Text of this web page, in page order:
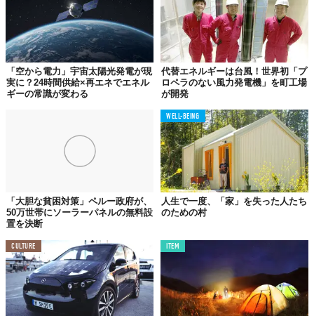
サイズは、Extra Small（60cm×60cm）からExtra Large（2.5m×4
ｍ）まで揃えていて、大きさによって価格は異なりますが、390
と、Wi-Fi対応のコントロールシステムとリモコンのセットを購入
ソーラーパネルを屋根に設置するのはちょっと…と抵抗があった
「空から電力」宇宙太陽光発電が現
実に？24時間供給×再エネでエネル
ギーの常識が変わる
代替エネルギーは台風！世界初「プ
ロペラのない風力発電機」を町工場
が開発
「大胆な貧困対策」ペルー政府が、
50万世帯にソーラーパネルの無料設
置を決断
WELL-BEING
人生で一度、「家」を失った人たち
のための村
CULTURE ITEM